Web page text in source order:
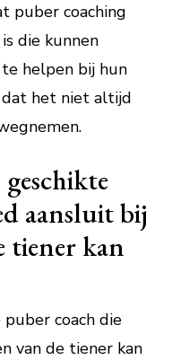
puber coaching
die kunnen
helpen bij hun
dat het niet altijd
aansluit bij
tiener kan
coach die
van de tiener kan